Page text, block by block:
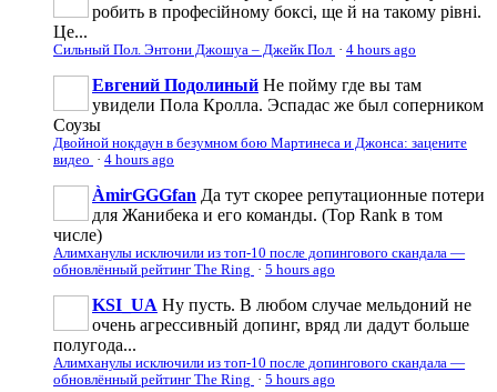
робить в професійному боксі, ще й на такому рівні.
Це...
Сильный Пол. Энтони Джошуа – Джейк Пол · 4 hours ago
Евгений Подолиный Не пойму где вы там
увидели Пола Кролла. Эспадас же был соперником
Соузы
Двойной нокдаун в безумном бою Мартинеса и Джонса: зацените
видео · 4 hours ago
ÀmirGGGfan Да тут скорее репутационные потери
для Жанибека и его команды. (Top Rank в том
числе)
Алимханулы исключили из топ-10 после допингового скандала —
обновлённый рейтинг The Ring · 5 hours ago
KSI_UA Ну пусть. В любом случае мельдоний не
очень агрессивньій допинг, вряд ли дадут больше
полугода...
Алимханулы исключили из топ-10 после допингового скандала —
обновлённый рейтинг The Ring · 5 hours ago